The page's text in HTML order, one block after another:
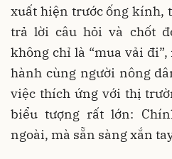
xuất hiện trước ống kính,
trả lời câu hỏi và chốt
không chỉ là “mua vải
hành cùng người nông
việc thích ứng với thị
biểu tượng rất lớn:
ngoài, mà sẵn sàng xắn